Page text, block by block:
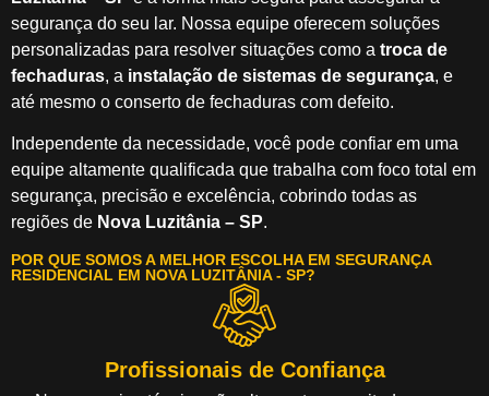
segurança do seu lar. Nossa equipe oferecem soluções
personalizadas para resolver situações como a troca de
fechaduras, a instalação de sistemas de segurança, e
até mesmo o conserto de fechaduras com defeito.
Independente da necessidade, você pode confiar em uma
equipe altamente qualificada que trabalha com foco total em
segurança, precisão e excelência, cobrindo todas as
regiões de Nova Luzitânia – SP.
POR QUE SOMOS A MELHOR ESCOLHA EM SEGURANÇA
RESIDENCIAL EM NOVA LUZITÂNIA - SP?
Profissionais de Confiança